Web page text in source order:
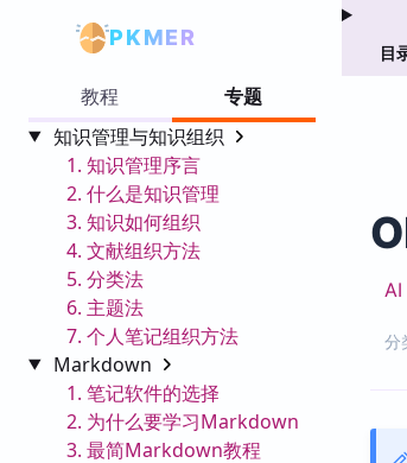
PKMER
教程
专题
知识管理与知识组织
1. 知识管理序言
2. 什么是知识管理
3. 知识如何组织
4. 文献组织方法
5. 分类法
6. 主题法
7. 个人笔记组织方法
Markdown
1. 笔记软件的选择
2. 为什么要学习Markdown
3. 最简Markdown教程
目
AI
分